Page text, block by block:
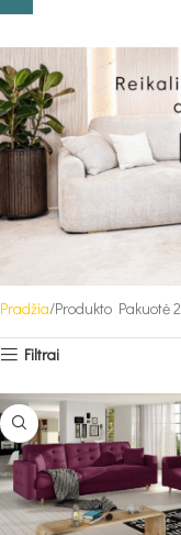
Pradžia Produkto Pakuotė 2
Filtrai